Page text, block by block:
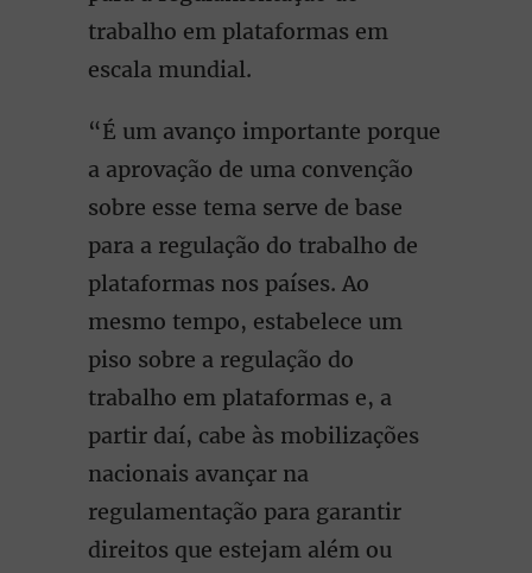
trabalho em plataformas em
escala mundial.
“É um avanço importante porque
a aprovação de uma convenção
sobre esse tema serve de base
para a regulação do trabalho de
plataformas nos países. Ao
mesmo tempo, estabelece um
piso sobre a regulação do
trabalho em plataformas e, a
partir daí, cabe às mobilizações
nacionais avançar na
regulamentação para garantir
direitos que estejam além ou